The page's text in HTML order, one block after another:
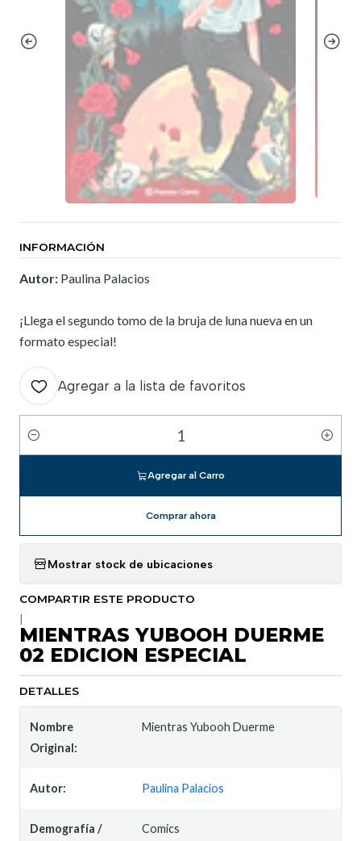
INFORMACIÓN
Autor: Paulina Palacios
¡Llega el segundo tomo de la bruja de luna nueva en un
formato especial!
Agregar a la lista de favoritos
Cantidad
Agregar al Carro
Comprar ahora
Mostrar stock de ubicaciones
COMPARTIR ESTE PRODUCTO
MIENTRAS YUBOOH DUERME
02 EDICION ESPECIAL
DETALLES
Nombre
Original:
Mientras Yubooh Duerme
Autor: Paulina Palacios
Demografía / Comics